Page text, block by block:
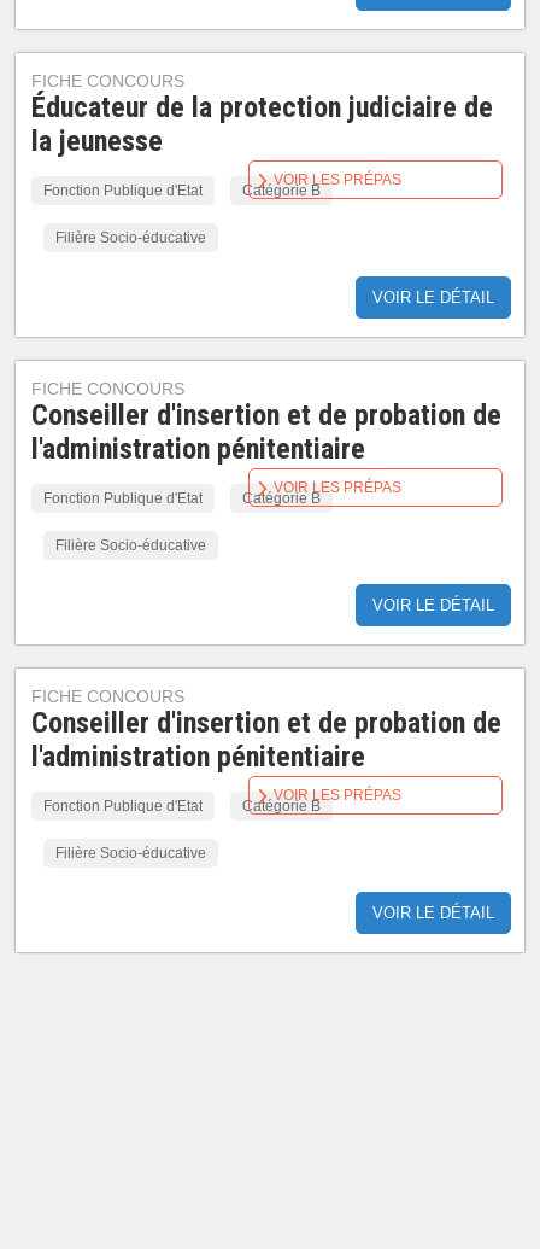
FICHE CONCOURS
Éducateur de la protection judiciaire de
la jeunesse
Fonction Publique d'Etat Catégorie B
Filière Socio-éducative
VOIR LE DÉTAIL
VOIR LES PRÉPAS
FICHE CONCOURS
Conseiller d'insertion et de probation de
l'administration pénitentiaire
Fonction Publique d'Etat Catégorie B
Filière Socio-éducative
VOIR LE DÉTAIL
VOIR LES PRÉPAS
FICHE CONCOURS
Conseiller d'insertion et de probation de
l'administration pénitentiaire
Fonction Publique d'Etat Catégorie B
Filière Socio-éducative
VOIR LE DÉTAIL
VOIR LES PRÉPAS